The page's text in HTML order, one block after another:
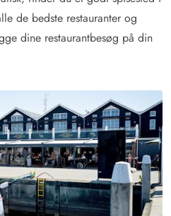
de bedste restauranter og
dine restaurantbesøg på din